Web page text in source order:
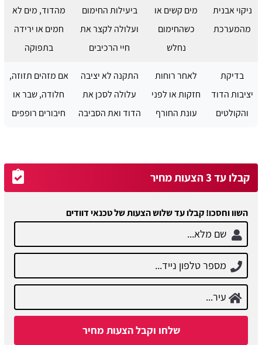
ניקוי אבנית
מהמערכת
מים קשים או
כשהחימום
נחלש
ביעילות החימום
ועלולה לקצר את
חיי הרכיבים
מהדוד, מים לא
חמים או ירידה
בתפוקה
בדיקת
יציבות הדוד
והקולטים
לאחר רוחות
חזקות או לפני
עונת החורף
התקנה לא יציבה
עלולה לסכן את
הדוד ואת הסביבה
אם מזהים תזוזה,
חלודה, שבר או
חיבורים רופפים
קבלו עד 3 הצעות מחיר
השוו וחסכו! קבלו עד שלוש הצעות של טכנאי דוודים